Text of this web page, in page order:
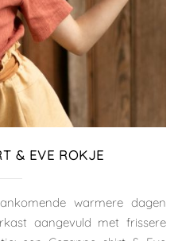
& EVE ROKJE
aangevuld met frissere